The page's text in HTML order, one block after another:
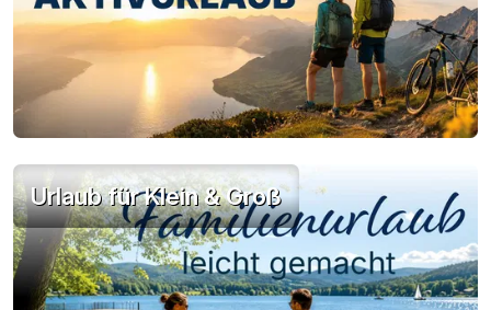
Urlaub für Klein & Groß